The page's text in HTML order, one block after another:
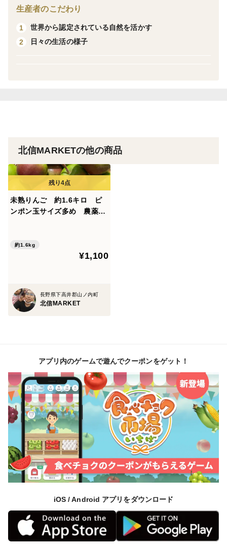
生産者のこだわり
1
世界から認定されている自然を活かす
2
日々の生活の様子
北信MARKETの他の商品
未熟りんご 約1.6キロ ピ
ンポン玉サイズ多め 農薬５
約1.6kg
¥1,100
長野県下高井郡山ノ内町
北信MARKET
アプリ内のゲームで遊んでクーポンをゲット！
iOS / Android アプリをダウンロード